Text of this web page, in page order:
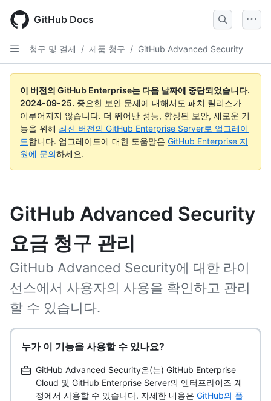
main
content
GitHub Docs
청구 및 결제 / 제품 청구 / GitHub Advanced Security
이 버전의 GitHub Enterprise는 다음 날짜에 중단되었습니다.
2024-09-25. 중요한 보안 문제에 대해서도 패치 릴리스가
이루어지지 않습니다. 더 뛰어난 성능, 향상된 보안, 새로운 기
능을 위해 최신 버전의 GitHub Enterprise Server로 업그레이
드합니다. 업그레이드에 대한 도움말은 GitHub Enterprise 지
원에 문의하세요.
GitHub Advanced Security
요금 청구 관리
GitHub Advanced Security에 대한 라이
선스에서 사용자의 사용을 확인하고 관리
할 수 있습니다.
누가 이 기능을 사용할 수 있나요?
GitHub Advanced Security은(는) GitHub Enterprise
Cloud 및 GitHub Enterprise Server의 엔터프라이즈 계
정에서 사용할 수 있습니다. 자세한 내용은 GitHub의 플